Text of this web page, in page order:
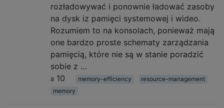
rozładowywać i ponownie ładować zasoby
na dysk iz pamięci systemowej i wideo.
Rozumiem to na konsolach, ponieważ mają
one bardzo proste schematy zarządzania
pamięcią, które nie są w stanie poradzić
sobie z …
10
memory-efficiency
resource-management
memory